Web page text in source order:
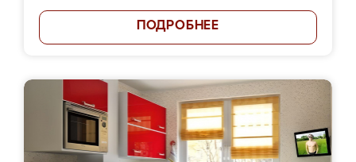
ПОДРОБНЕЕ